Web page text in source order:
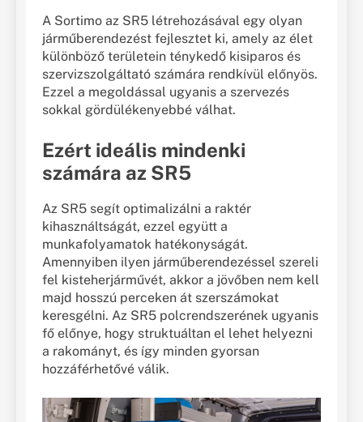
A Sortimo az SR5 létrehozásával egy olyan
járműberendezést fejlesztet ki, amely az élet
különböző területein ténykedő kisiparos és
szervizszolgáltató számára rendkívül előnyös.
Ezzel a megoldással ugyanis a szervezés
sokkal gördülékenyebbé válhat.
Ezért ideális mindenki
számára az SR5
Az SR5 segít optimalizálni a raktér
kihasználtságát, ezzel együtt a
munkafolyamatok hatékonyságát.
Amennyiben ilyen járműberendezéssel szereli
fel kisteherjárművét, akkor a jövőben nem kell
majd hosszú perceken át szerszámokat
keresgélni. Az SR5 polcrendszerének ugyanis
fő előnye, hogy struktuáltan el lehet helyezni
a rakományt, és így minden gyorsan
hozzáférhetővé válik.